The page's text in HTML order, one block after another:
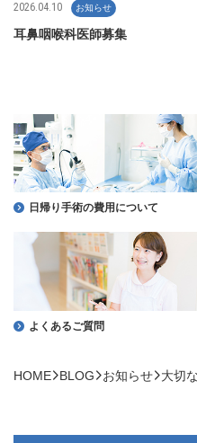
2026.04.10 お知らせ
耳鼻咽喉科医師募集
日帰り手術の費用について
よくあるご質問
HOME BLOG お知らせ 大切